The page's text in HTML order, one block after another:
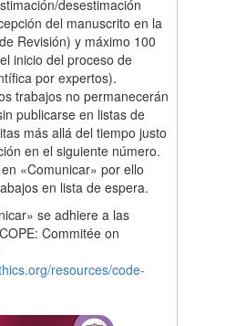
desestimación
del manuscrito en la
Revisión) y máximo 100
inicio del proceso de
por expertos).
trabajos no permanecerán
publicarse en listas de
más allá del tiempo justo
en el siguiente número.
«Comunicar» por ello
en lista de espera.
se adhiere a las
Commitée on
resources/code-